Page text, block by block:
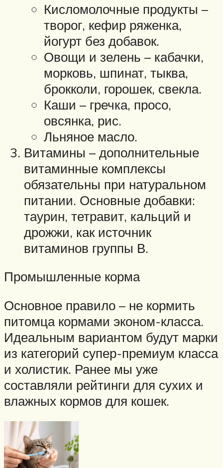
Кисломолочные продукты –
творог, кефир ряженка,
йогурт без добавок.
Овощи и зелень – кабачки,
морковь, шпинат, тыква,
брокколи, горошек, свекла.
Каши – гречка, просо,
овсянка, рис.
Льняное масло.
Витамины – дополнительные
витаминные комплексы
обязательны при натуральном
питании. Основные добавки:
таурин, тетравит, кальций и
дрожжи, как источник
витаминов группы В.
Промышленные корма
Основное правило – не кормить
питомца кормами эконом-класса.
Идеальным вариантом будут марки
из категорий супер-премиум класса
и холистик. Ранее мы уже
составляли рейтинги для сухих и
влажных кормов для кошек.